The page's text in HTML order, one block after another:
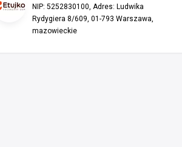
NIP: 5252830100, Adres: Ludwika
Rydygiera 8/609, 01-793 Warszawa,
mazowieckie